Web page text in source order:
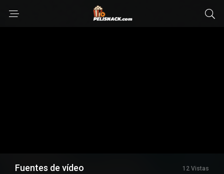
Fuentes de vídeo 12 Vistas